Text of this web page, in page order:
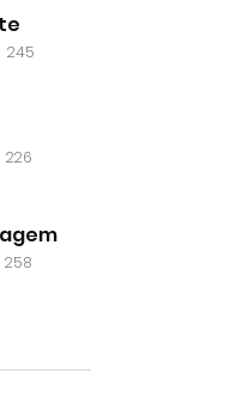
245
226
258